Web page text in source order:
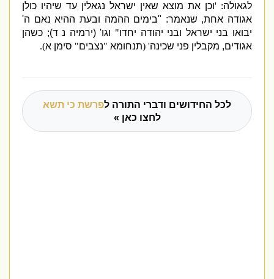
לגאולה: 'וכן את מוצא שאין ישראל נגאלין עד שיהיו כולן
אגודה אחת,שנאמר: "בימים ההמה ובעת ההיא נאם ה
יבואו בני ישראל ובני יהודה יחדו"וגו ' (ירמיה נ ד );כשהן
אגודים,מקבלין פני שכינה' (תנחומא"נצבים"סימן א ).
לכל החידושים ודברי התורה לפרשת כי תשא
לחצו כאן »